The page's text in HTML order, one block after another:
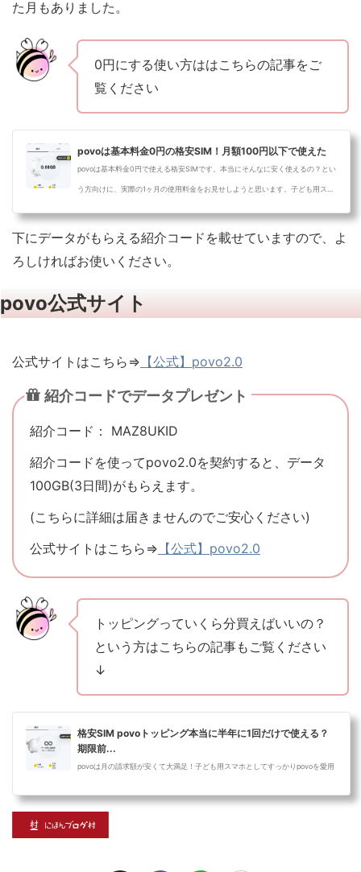
た月もありました。
0円にする使い方ははこちらの記事をご
覧ください
povoは基本料金0円の格安SIM！月額100円以下で使えた
povoは基本料金0円で使える格安SIMです。本当にそんなに安く使えるの？とい
う方向けに、実際の1ヶ月の使用料金をお見せしようと思います。子ども用スマ
下にデータがもらえる紹介コードを載せていますので、よ
ろしければお使いください。
povo公式サイト
公式サイトはこちら⇒ 【公式】povo2.0
紹介コードでデータプレゼント
紹介コード： MAZ8UKID
紹介コードを使ってpovo2.0を契約すると、データ
100GB(3日間)がもらえます。
(こちらに詳細は届きませんのでご安心ください)
公式サイトはこちら⇒ 【公式】povo2.0
トッピングっていくら分買えばいいの？
という方はこちらの記事もご覧ください
↓
格安SIM povoトッピング本当に半年に1回だけで使える？
期限前...
povoは月の請求額が安くて大満足！子ども用スマホとしてすっかりpovoを愛用
する必...